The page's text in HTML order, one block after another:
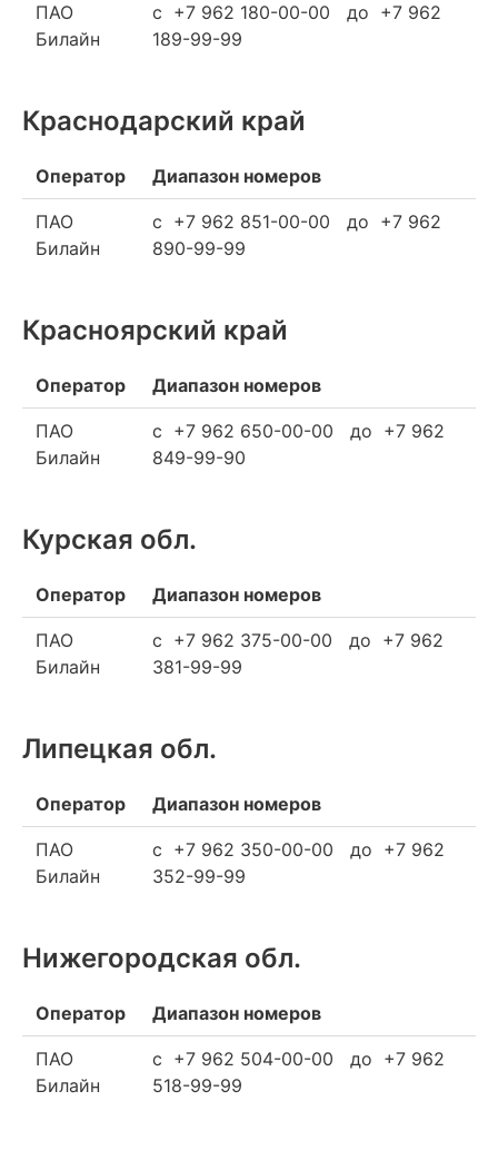
ПАО
Билайн
c +7 962 180-00-00 до +7 962
189-99-99
Краснодарский край
Оператор Диапазон номеров
ПАО
Билайн
c +7 962 851-00-00 до +7 962
890-99-99
Красноярский край
Оператор Диапазон номеров
ПАО
Билайн
c +7 962 650-00-00 до +7 962
849-99-90
Курская обл.
Оператор Диапазон номеров
ПАО
Билайн
c +7 962 375-00-00 до +7 962
381-99-99
Липецкая обл.
Оператор Диапазон номеров
ПАО
Билайн
c +7 962 350-00-00 до +7 962
352-99-99
Нижегородская обл.
Оператор Диапазон номеров
ПАО
Билайн
c +7 962 504-00-00 до +7 962
518-99-99